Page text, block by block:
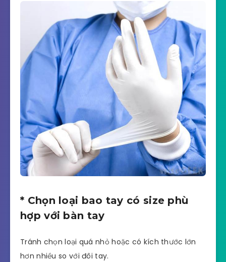
* Chọn loại bao tay có size phù
hợp với bàn tay
Tránh chọn loại quá nhỏ hoặc có kích thước lớn
hơn nhiều so với đôi tay.